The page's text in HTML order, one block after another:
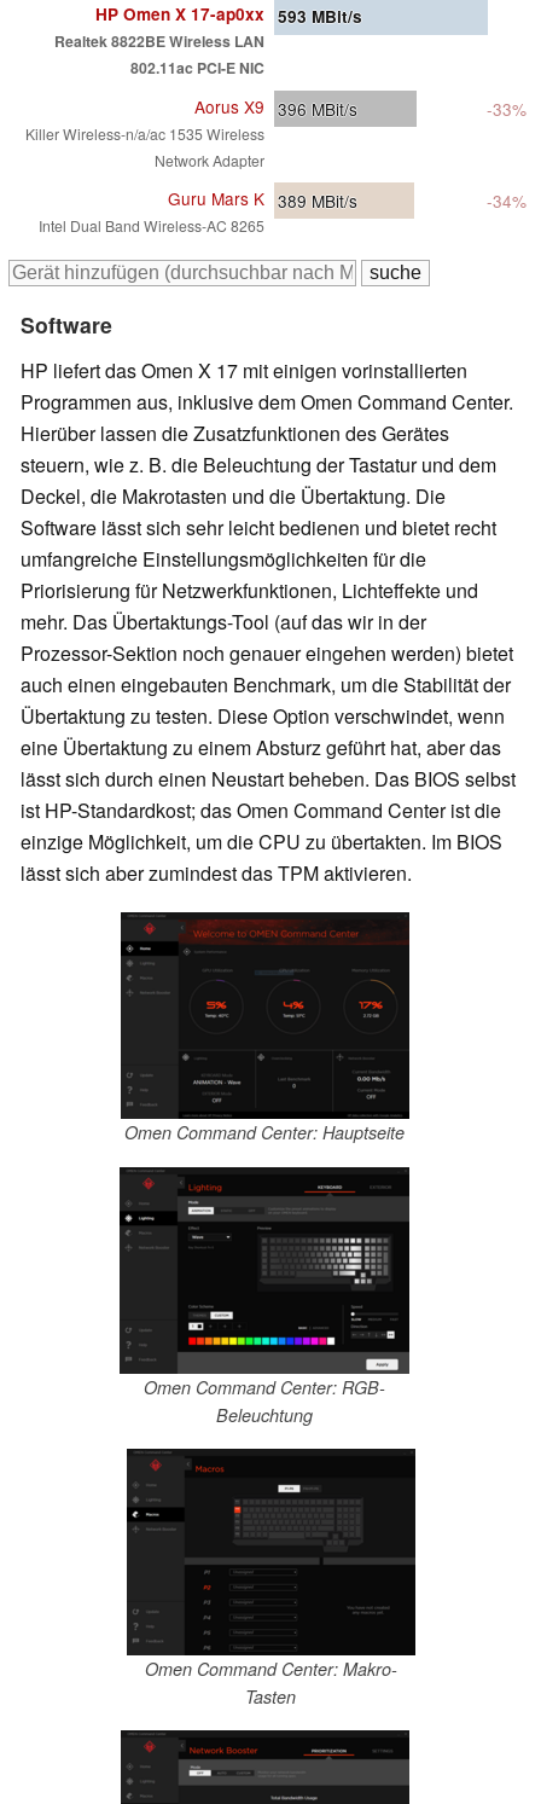
HP Omen X 17-ap0xx
Realtek 8822BE Wireless LAN
802.11ac PCI-E NIC
593 MBit/s
Aorus X9
Killer Wireless-n/a/ac 1535 Wireless
Network Adapter
396 MBit/s -33%
Guru Mars K
Intel Dual Band Wireless-AC 8265
389 MBit/s -34%
Software
HP liefert das Omen X 17 mit einigen vorinstallierten
Programmen aus, inklusive dem Omen Command Center.
Hierüber lassen die Zusatzfunktionen des Gerätes
steuern, wie z. B. die Beleuchtung der Tastatur und dem
Deckel, die Makrotasten und die Übertaktung. Die
Software lässt sich sehr leicht bedienen und bietet recht
umfangreiche Einstellungsmöglichkeiten für die
Priorisierung für Netzwerkfunktionen, Lichteffekte und
mehr. Das Übertaktungs-Tool (auf das wir in der
Prozessor-Sektion noch genauer eingehen werden) bietet
auch einen eingebauten Benchmark, um die Stabilität der
Übertaktung zu testen. Diese Option verschwindet, wenn
eine Übertaktung zu einem Absturz geführt hat, aber das
lässt sich durch einen Neustart beheben. Das BIOS selbst
ist HP-Standardkost; das Omen Command Center ist die
einzige Möglichkeit, um die CPU zu übertakten. Im BIOS
lässt sich aber zumindest das TPM aktivieren.
Omen Command Center: Hauptseite
Omen Command Center: RGB-
Beleuchtung
Omen Command Center: Makro-
Tasten